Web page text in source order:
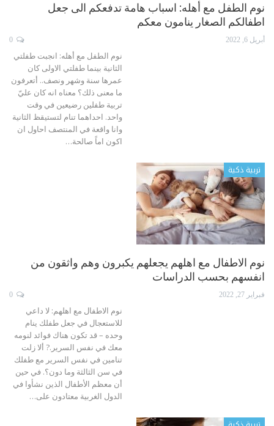
نوم الطفل مع أهله: اسباب هامة تدفعكم الى جعل
اطفالكم الصغار ينامون معكم
أبريل 6, 2022
نوم الطفل مع أهله: انجبت طفلتي
الثانية بينما طفلتي الاولى كان
عمرها سنة وشهر ونصف.. أتعرفون
ما معنى ذلك؟ معناه انه كان عليّ
تربية طفلين رضيعين في وقت
واحد. احداهما تنام لتستيقظ الثانية
وانا واقعة في المنتصف احاول ان
اكون اماً صالحة…
تربية ذكية
نوم الاطفال مع اهلهم يجعلهم يكبرون وهم واثقون من
انفسهم بحسب الدراسات
فبراير 27, 2022
نوم الاطفال مع اهلهم: لا داعي
للاستعجال في جعل طفلك ينام
وحده – قد تكون هناك فوائد لنومه
معك في نفس السرير.? ألا زلت
تنامين في نفس السرير مع طفلك
في سن الثالثة وما دون؟. في حين
أن معظم الأطفال الذين نشأوا في
الدول الغربية معتادون على…